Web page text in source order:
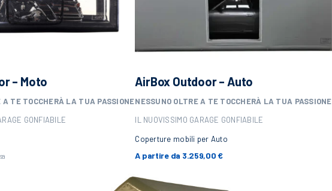
– Moto
A TE TOCCHERÀ LA TUA PASSIONE
GONFIABILE
AirBox Outdoor – Auto
NESSUNO OLTRE A TE TOCCHERÀ LA TUA PASSIONE
IL NUOVISSIMO GARAGE GONFIABILE
Coperture mobili per Auto
A partire da 3.259,00€